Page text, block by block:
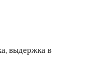
выдержка в